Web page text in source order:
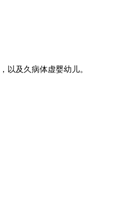
以及久病体虚婴幼儿。